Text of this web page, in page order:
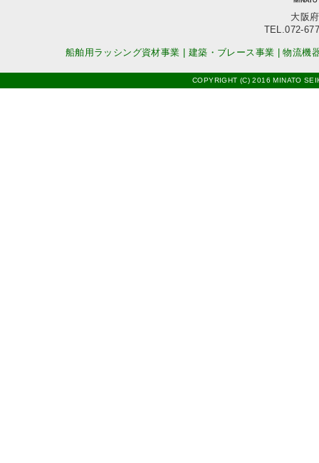
大阪
TEL.072-
船舶用ラッシング資材事業 建築・ブレース事業 |物流機
COPYRIGHT (C) 2016 MINATO